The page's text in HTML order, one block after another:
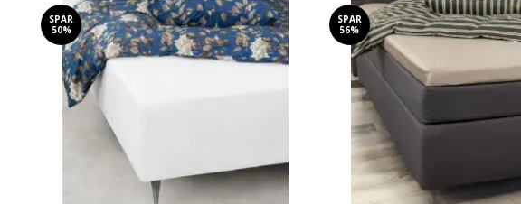
SPAR
50%
SPAR
56%